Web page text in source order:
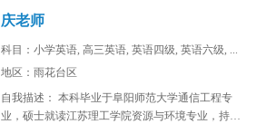
庆老师
科目：小学英语, 高三英语, 英语四级, 英语六级, ...
地区：雨花台区
自我描述： 本科毕业于阜阳师范大学通信工程专
业，硕士就读江苏理工学院资源与环境专业，持有